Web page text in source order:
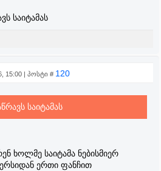
საიტამას
15:00 | პოსტი # 120
საიტამას
ხოლმე საიტამა ნებისმიერ
ერთი ფანჩით